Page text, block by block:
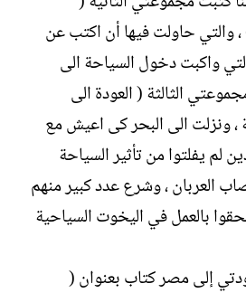
والتي حاولت فيها أن اكتب عن
واكبت دخول السياحة الى
الثالثة ( العودة الى
، ونزلت الى البحر کی اعيش مع
لم يفلتوا من تأثير السياحة
العربان ، وشرع عدد كبير منهم
بالعمل في اليخوت السياحية
إلى مصر كتاب بعنوان (